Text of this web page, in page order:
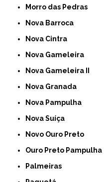
Morro das Pedras
Nova Barroca
Nova Cintra
Nova Gameleira
Nova Gameleira II
Nova Granada
Nova Pampulha
Nova Suíça
Novo Ouro Preto
Ouro Preto Pampulha
Palmeiras